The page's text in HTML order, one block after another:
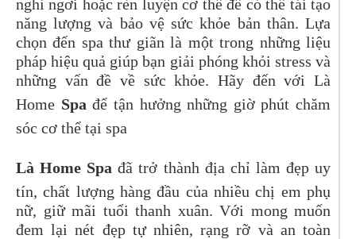
nghỉ ngơi hoặc rèn luyện cơ thể để có thể tái tạo
năng lượng và bảo vệ sức khỏe bản thân. Lựa
chọn đến spa thư giãn là một trong những liệu
pháp hiệu quả giúp bạn giải phóng khỏi stress và
những vấn đề về sức khỏe. Hãy đến với Là
Home Spa để tận hưởng những giờ phút chăm
sóc cơ thể tại spa
Là Home Spa đã trở thành địa chỉ làm đẹp uy
tín, chất lượng hàng đầu của nhiều chị em phụ
nữ, giữ mãi tuổi thanh xuân. Với mong muốn
đem lại nét đẹp tự nhiên, rạng rỡ và an toàn